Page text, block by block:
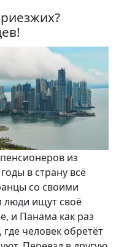
из
в страну всё
со своими
ищут своё
и Панама как раз
человек обретёт